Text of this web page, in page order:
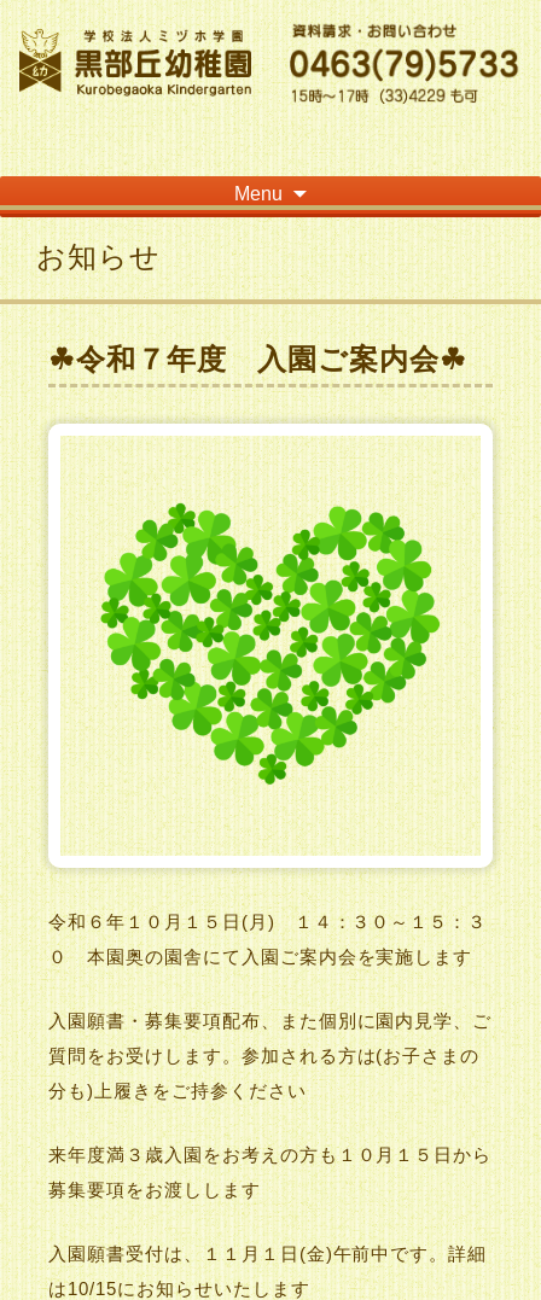
神奈川県平塚市の「学校法人ミヅホ学園黒部丘幼稚園」です！高麗山が見える閑静
な住宅街にある静かな環境で幼児教育を行っています
Menu
to
content
お知らせ
☘令和７年度 入園ご案内会☘
令和６年１０月１５日(月) １４：３０～１５：３
０ 本園奥の園舎にて入園ご案内会を実施します
入園願書・募集要項配布、また個別に園内見学、ご
質問をお受けします。参加される方は(お子さまの
分も)上履きをご持参ください
来年度満３歳入園をお考えの方も１０月１５日から
募集要項をお渡しします
入園願書受付は、１１月１日(金)午前中です。詳細
は10/15にお知らせいたします